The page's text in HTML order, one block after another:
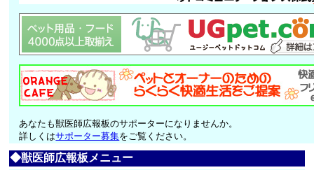
あなたも獣医師広報板のサポーターになりませんか。
詳しくはサポーター募集をご覧ください。
◆獣医師広報板メニュー